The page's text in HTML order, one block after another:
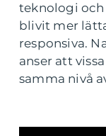
teknologi och
blivit mer
responsiva.
anser att
samma nivå